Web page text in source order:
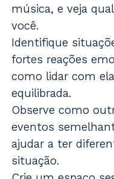
música, e veja
você.
Identifique
fortes reações
como lidar com
equilibrada.
Observe como
eventos
ajudar a ter
situação.